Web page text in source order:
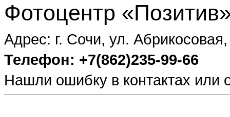
Фотоцентр
Адрес: г. Сочи, ул.
Телефон: +7(862)235-99-66
Нашли ошибку в контактах